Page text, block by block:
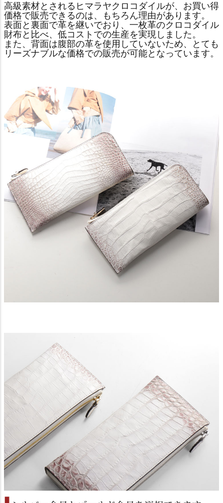
高級素材とされるヒマラヤクロコダイルが、お買い得
価格で販売できるのは、もちろん理由があります。
表面と裏面で革を継いでおり、一枚革のクロコダイル
財布と比べ、低コストでの生産を実現しました。
また、背面は腹部の革を使用していないため、とても
リーズナブルな価格での販売が可能となっています。